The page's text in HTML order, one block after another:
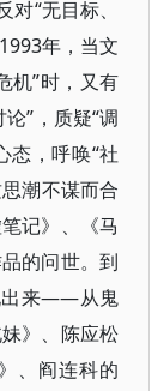
“无目标、
年，当文
机”时，又有
”，质疑“调
态，呼唤“社
潮不谋而合
记》、《马
的问世。到
出来——从鬼
》、陈应松
、阎连科的